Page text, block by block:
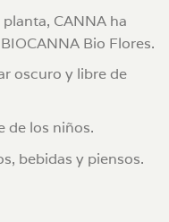
CANNA ha
Bio Flores.
oscuro y libre de
de los niños.
bebidas y piensos.